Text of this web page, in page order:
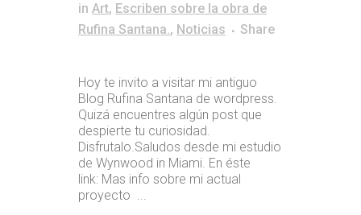
in Art, Escriben sobre la obra de
Rufina Santana., Noticias Share
Hoy te invito a visitar mi antiguo
Blog Rufina Santana de wordpress.
Quizá encuentres algún post que
despierte tu curiosidad.
Disfrutalo.Saludos desde mi estudio
de Wynwood in Miami. En éste
link: Mas info sobre mi actual
proyecto ...